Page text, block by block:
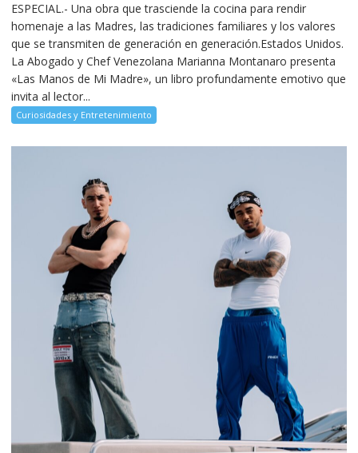
ESPECIAL.- Una obra que trasciende la cocina para rendir
homenaje a las Madres, las tradiciones familiares y los valores
que se transmiten de generación en generación.Estados Unidos.
La Abogado y Chef Venezolana Marianna Montanaro presenta
«Las Manos de Mi Madre», un libro profundamente emotivo que
invita al lector...
Curiosidades y Entretenimiento